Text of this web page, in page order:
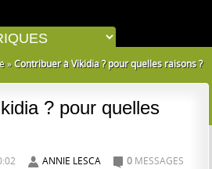
»Contribuer à Vikidia ? pour quelles raisons ?
? pour quelles
A ANNIE LESCA 0 MESSAGES